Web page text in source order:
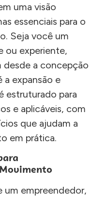
uma visão
essenciais para o
Seja você um
ou experiente,
desde a concepção
a expansão e
estruturado para
e aplicáveis, com
que ajudam a
em prática.
um empreendedor,